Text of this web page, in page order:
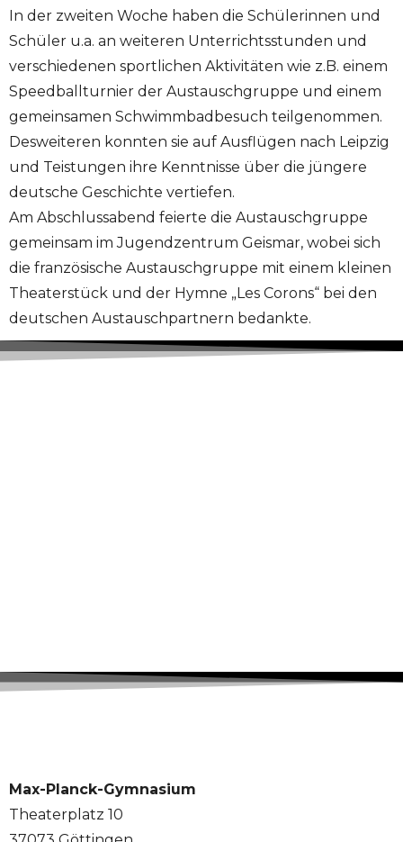
In der zweiten Woche haben die Schülerinnen und
Schüler u.a. an weiteren Unterrichtsstunden und
verschiedenen sportlichen Aktivitäten wie z.B. einem
Speedballturnier der Austauschgruppe und einem
gemeinsamen Schwimmbadbesuch teilgenommen.
Desweiteren konnten sie auf Ausflügen nach Leipzig
und Teistungen ihre Kenntnisse über die jüngere
deutsche Geschichte vertiefen.
Am Abschlussabend feierte die Austauschgruppe
gemeinsam im Jugendzentrum Geismar, wobei sich
die französische Austauschgruppe mit einem kleinen
Theaterstück und der Hymne „Les Corons“ bei den
deutschen Austauschpartnern bedankte.
Max-Planck-Gymnasium
Theaterplatz 10